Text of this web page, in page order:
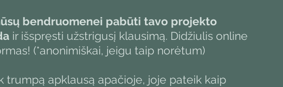
bendruomenei pabūti tavo projekto
ir išspręsti užstrigusį klausimą. Didžiulis online
(*anonimiškai, jeigu taip norėtum)
trumpą apklausą apačioje, joje pateik kaip